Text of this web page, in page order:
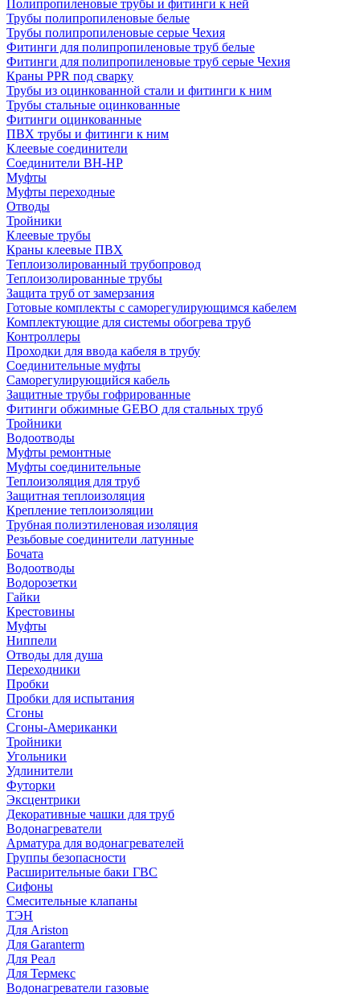
Полипропиленовые трубы и фитинги к ней
Трубы полипропиленовые белые
Трубы полипропиленовые серые Чехия
Фитинги для полипропиленовые труб белые
Фитинги для полипропиленовые труб серые Чехия
Краны PPR под сварку
Трубы из оцинкованной стали и фитинги к ним
Трубы стальные оцинкованные
Фитинги оцинкованные
ПВХ трубы и фитинги к ним
Клеевые соединители
Соединители ВН-НР
Муфты
Муфты переходные
Отводы
Тройники
Клеевые трубы
Краны клеевые ПВХ
Теплоизолированный трубопровод
Теплоизолированные трубы
Защита труб от замерзания
Готовые комплекты с саморегулирующимся кабелем
Комплектующие для системы обогрева труб
Контроллеры
Проходки для ввода кабеля в трубу
Соединительные муфты
Саморегулирующийся кабель
Защитные трубы гофрированные
Фитинги обжимные GEBO для стальных труб
Тройники
Водоотводы
Муфты ремонтные
Муфты соединительные
Теплоизоляция для труб
Защитная теплоизоляция
Крепление теплоизоляции
Трубная полиэтиленовая изоляция
Резьбовые соединители латунные
Бочата
Водоотводы
Водорозетки
Гайки
Крестовины
Муфты
Ниппели
Отводы для душа
Переходники
Пробки
Пробки для испытания
Сгоны
Сгоны-Американки
Тройники
Угольники
Удлинители
Футорки
Эксцентрики
Декоративные чашки для труб
Водонагреватели
Арматура для водонагревателей
Группы безопасности
Расширительные баки ГВС
Сифоны
Смесительные клапаны
ТЭН
Для Ariston
Для Garanterm
Для Реал
Для Термекс
Водонагреватели газовые